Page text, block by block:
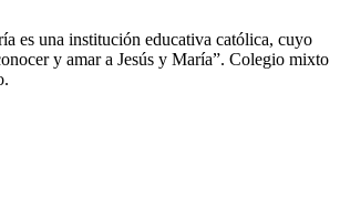
es una institución educativa católica, cuyo
y amar a Jesús y María”. Colegio mixto